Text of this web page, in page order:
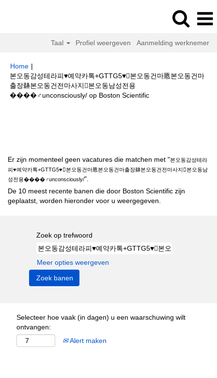
Taal Profiel weergeven Aanmelding werknemer
Home |
본오동감성테라피♥예약카톡+GTTG5♥본오동건마㥦본오동건마
출장䶏본오동건전마사지본오동남성전용
����‍♂️unconsciously/ op Boston Scientific(huidige
Er zijn momenteel geen vacatures die matchen met "본오동감성테라
피♥예약카톡+GTTG5♥본오동건마㥦본오동건마출장䶏본오동건전마사지본오동남
성전용����‍♂️unconsciously/".
De 10 meest recente banen die door Boston Scientific zijn
geplaatst, worden hieronder voor u weergegeven.
Zoek op trefwoord
Meer opties weergeven
Selecteer hoe vaak (in dagen) u een waarschuwing wilt
ontvangen:
Alert maken